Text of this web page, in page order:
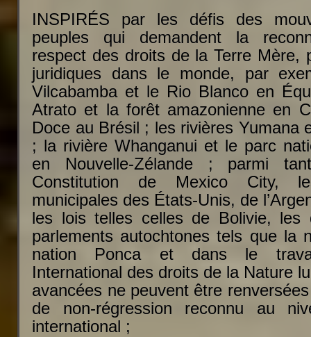
INSPIRÉS par les défis des
peuples qui demandent la
respect des droits de la Terre Mère,
juridiques dans le monde, par
Vilcabamba et le Rio Blanco en
Atrato et la forêt amazonienne en
Doce au Brésil ; les rivières Yumana
; la rivière Whanganui et le parc
en Nouvelle-Zélande ; parmi
Constitution de Mexico City,
municipales des États-Unis, de
les lois telles celles de Bolivie, les
parlements autochtones tels que la
nation Ponca et dans le
International des droits de la Nature
avancées ne peuvent être
de non-régression reconnu au
international ;